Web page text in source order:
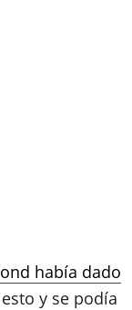
había dado
y se podía